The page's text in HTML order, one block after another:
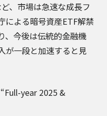
、市場は急速な成長フ
による暗号資産ETF解禁
、今後は伝統的金融機
が一段と加速すると見
year 2025 &